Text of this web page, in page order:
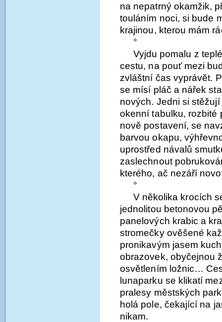
na nepatrný okamžik,
touláním noci, si bude
krajinou, kterou mám
°
Vyjdu pomalu z
cestu, na pouť mezi
zvláštní čas vyprávět.
se mísí pláč a nářek
nových. Jedni si
okenní tabulku, rozbité
nově postavení, se
barvou okapu,
uprostřed návalů
zaslechnout
kterého, ač nezáří
°
V několika krocích
jednolitou betonovou
panelových krabic a
stromečky ověšené
pronikavým jasem
obrazovek, obyčejnou
osvětlením ložnic…
lunaparku se klikatí
pralesy městských
holá pole, čekající na
nikam.